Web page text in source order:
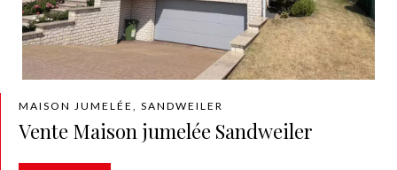
MAISON JUMELÉE, SANDWEILER
Vente Maison jumelée Sandweiler